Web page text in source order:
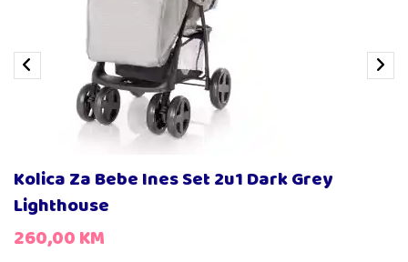
Kolica Za Bebe Ines Set 2u1 Dark Grey
Lighthouse
260,00KM